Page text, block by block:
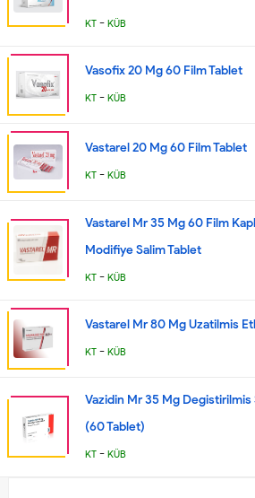
KT - KÜB
Vasofix 20 Mg 60 Film Tablet
KT - KÜB
Vastarel 20 Mg 60 Film Tablet
KT - KÜB
Vastarel Mr 35 Mg 60 Film
Modifiye Salim Tablet
KT - KÜB
Vastarel Mr 80 Mg Uzatilmis
KT - KÜB
Vazidin Mr 35 Mg Degistirilmis
(60 Tablet)
KT - KÜB